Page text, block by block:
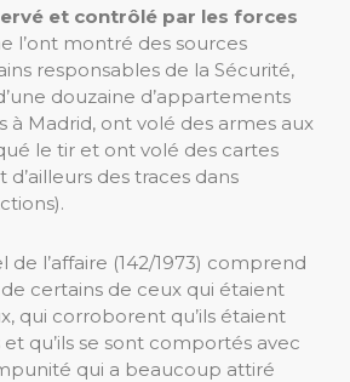
et contrôlé par les forces
l’ont montré des sources
responsables de la Sécurité,
douzaine d’appartements
à Madrid, ont volé des armes aux
le tir et ont volé des cartes
d’ailleurs des traces dans
de l’affaire (142/1973) comprend
certains de ceux qui étaient
qui corroborent qu’ils étaient
qu’ils se sont comportés avec
qui a beaucoup attiré